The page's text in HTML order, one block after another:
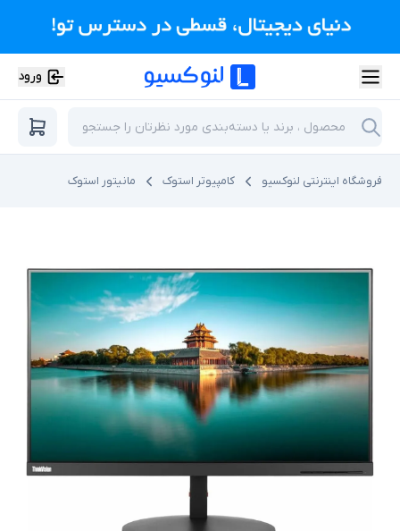
ورود
فروشگاه اینترنتی لنوکسیو کامپیوتر استوک مانیتور استوک